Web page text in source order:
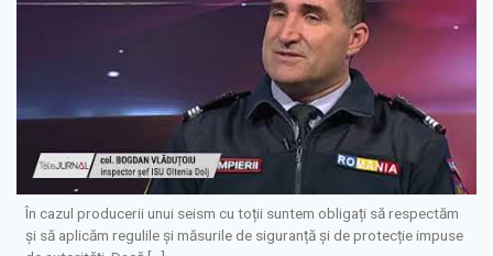
În cazul producerii unui seism cu toții suntem obligați să respectăm
și să aplicăm regulile și măsurile de siguranță și de protecție impuse